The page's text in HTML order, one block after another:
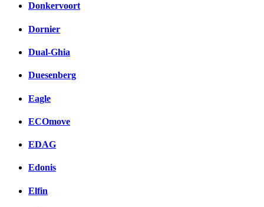
Donkervoort
Dornier
Dual-Ghia
Duesenberg
Eagle
ECOmove
EDAG
Edonis
Elfin